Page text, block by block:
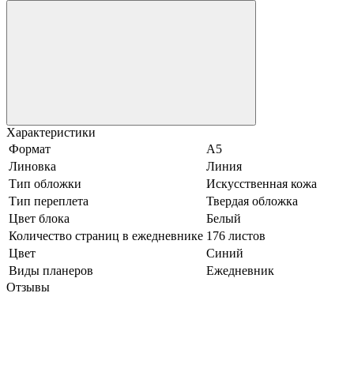
Характеристики
Формат
А5
Линовка
Линия
Тип обложки
Искусственная кожа
Тип переплета
Твердая обложка
Цвет блока
Белый
Количество страниц в ежедневнике 176 листов
Цвет
Синий
Виды планеров
Ежедневник
Отзывы